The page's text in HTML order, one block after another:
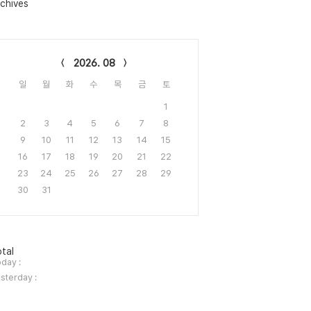
2026. 08
일 월 화 수 목 금 토
1
2
3 4 5 6 7
8
9
10 11 12 13 14
15
16
17 18 19 20 21
22
23
24 25 26 27 28
29
30
31
:
: